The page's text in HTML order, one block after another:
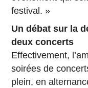
festival. »
Un débat sur la
deux concerts
Effectivement,
soirées de
plein, en